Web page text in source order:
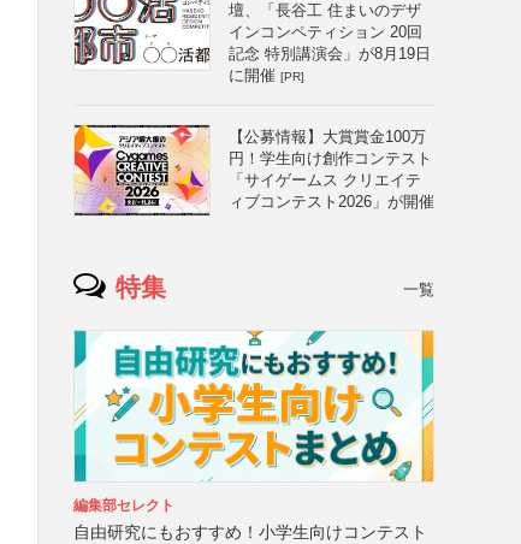
壇、「長谷工 住まいのデザ
インコンペティション 20回
記念 特別講演会」が8月19日
に開催 [PR]
【公募情報】大賞賞金100万
円！学生向け創作コンテスト
「サイゲームス クリエイテ
ィブコンテスト2026」が開催
特集 一覧
編集部セレクト
自由研究にもおすすめ！小学生向けコンテスト